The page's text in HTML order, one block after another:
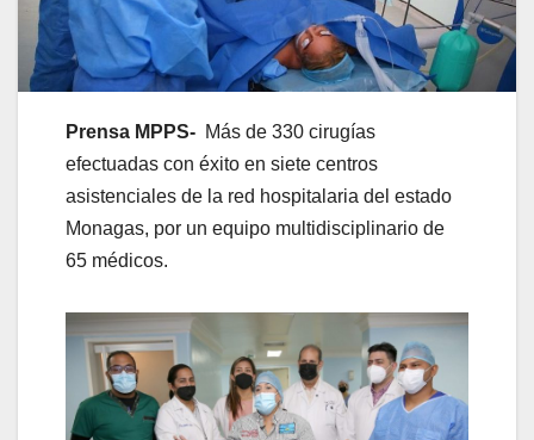
Prensa MPPS- Más de 330 cirugías
efectuadas con éxito en siete centros
asistenciales de la red hospitalaria del estado
Monagas, por un equipo multidisciplinario de
65 médicos.